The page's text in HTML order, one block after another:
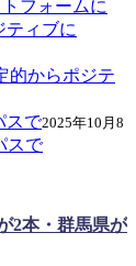
フォームに
的からポジテ
2025年10月8
スで
2本・群馬県が